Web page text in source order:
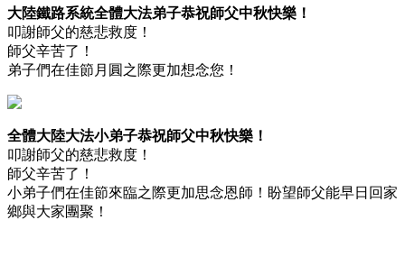
大陸鐵路系統全體大法弟子恭祝師父中秋快樂！
叩謝師父的慈悲救度！
師父辛苦了！
弟子們在佳節月圓之際更加想念您！
全體大陸大法小弟子恭祝師父中秋快樂！
叩謝師父的慈悲救度！
師父辛苦了！
小弟子們在佳節來臨之際更加思念恩師！盼望師父能早日回家
鄉與大家團聚！